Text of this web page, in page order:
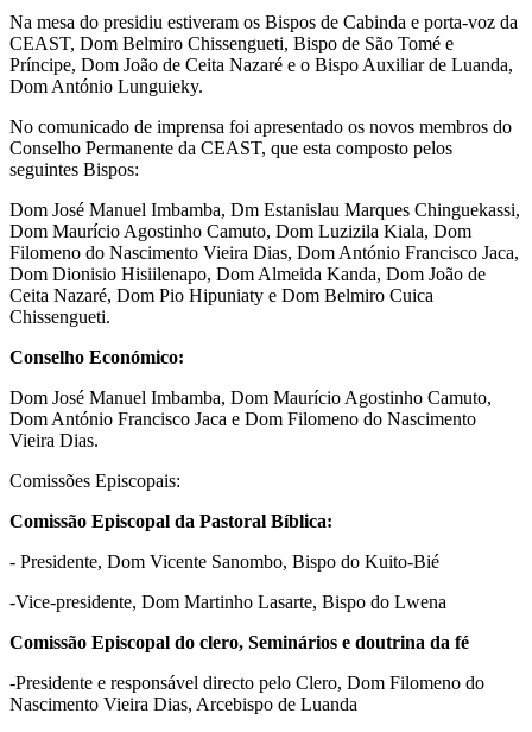
Na mesa do presidiu estiveram os Bispos de Cabinda e porta-voz da
CEAST, Dom Belmiro Chissengueti, Bispo de São Tomé e
Príncipe, Dom João de Ceita Nazaré e o Bispo Auxiliar de Luanda,
Dom António Lunguieky.
No comunicado de imprensa foi apresentado os novos membros do
Conselho Permanente da CEAST, que esta composto pelos
seguintes Bispos:
Dom José Manuel Imbamba, Dm Estanislau Marques Chinguekassi,
Dom Maurício Agostinho Camuto, Dom Luzizila Kiala, Dom
Filomeno do Nascimento Vieira Dias, Dom António Francisco Jaca,
Dom Dionisio Hisiilenapo, Dom Almeida Kanda, Dom João de
Ceita Nazaré, Dom Pio Hipuniaty e Dom Belmiro Cuica
Chissengueti.
Conselho Económico:
Dom José Manuel Imbamba, Dom Maurício Agostinho Camuto,
Dom António Francisco Jaca e Dom Filomeno do Nascimento
Vieira Dias.
Comissões Episcopais:
Comissão Episcopal da Pastoral Bíblica:
- Presidente, Dom Vicente Sanombo, Bispo do Kuito-Bié
-Vice-presidente, Dom Martinho Lasarte, Bispo do Lwena
Comissão Episcopal do clero, Seminários e doutrina da fé
-Presidente e responsável directo pelo Clero, Dom Filomeno do
Nascimento Vieira Dias, Arcebispo de Luanda